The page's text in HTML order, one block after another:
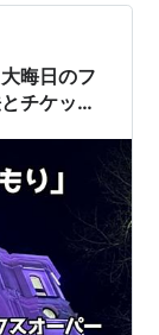
晦日のフ
チケット